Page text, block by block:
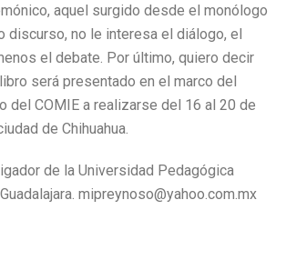
aquel surgido desde el monólogo
discurso, no le interesa el diálogo, el
el debate. Por último, quiero decir
será presentado en el marco del
del COMIE a realizarse del 16 al 20 de
de Chihuahua.
de la Universidad Pedagógica
mipreynoso@yahoo.com.mx